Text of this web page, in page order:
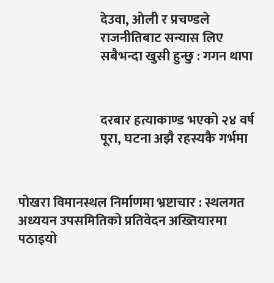
देउवा, ओली र प्रचण्डले
राजनीतिबाट सन्यास लिए
सबैभन्दा खुसी हुन्छु : गगन थापा
दरबार हत्याकाण्ड भएको २४ वर्ष
पूरा, घटना अझै रहस्यकै गर्भमा
पोखरा विमानस्थल निर्माणमा भ्रष्टाचार : स्थलगत
अध्ययन उपसमितिको प्रतिवेदन अख्तियारमा
पठाइयो